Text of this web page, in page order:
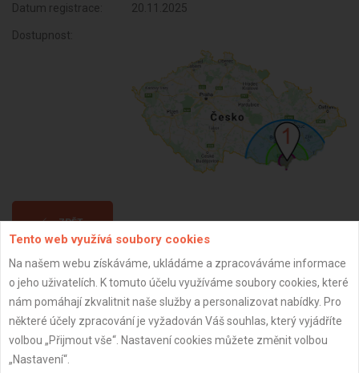
Datum registrace: 20.11.2025
Dostupnost:
ZPĚT
Aktualizováno z portálu ARES dne 20.11.2025 17:53:11
Tento web využívá soubory cookies
Na našem webu získáváme, ukládáme a zpracováváme informace
o jeho uživatelích. K tomuto účelu využíváme soubory cookies, které
nám pomáhají zkvalitnit naše služby a personalizovat nabídky. Pro
některé účely zpracování je vyžadován Váš souhlas, který vyjádříte
volbou „Přijmout vše“. Nastavení cookies můžete změnit volbou
„Nastavení“.